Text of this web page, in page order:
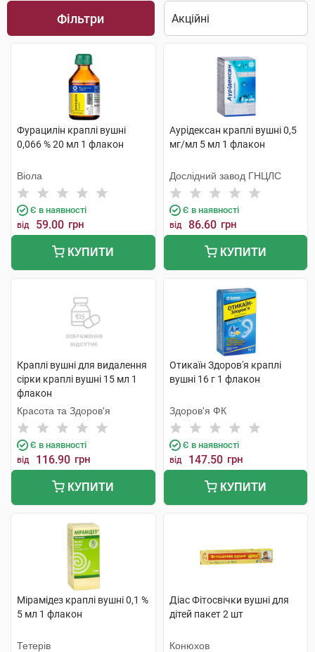
Фільтри
Фурацилін краплі вушні
0,066 % 20 мл 1 флакон
Віола
Є в наявності
від 59.00 грн
КУПИТИ
Аурiдексан краплі вушні 0,5
мг/мл 5 мл 1 флакон
Дослідний завод ГНЦЛС
Є в наявності
від 86.60 грн
КУПИТИ
Краплі вушні для видалення
сірки краплі вушні 15 мл 1
флакон
Красота та Здоров'я
Є в наявності
від 116.90 грн
КУПИТИ
Отикаїн Здоров'я краплі
вушні 16 г 1 флакон
Здоров'я ФК
Є в наявності
від 147.50 грн
КУПИТИ
Мірамідез краплі вушні 0,1 %
5 мл 1 флакон
Тетерів
Діас Фітосвічки вушні для
дітей пакет 2 шт
Конюхов